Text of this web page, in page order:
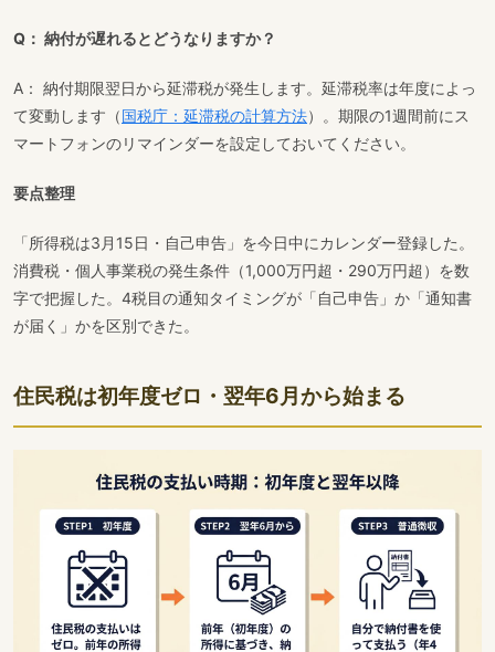
Q： 納付が遅れるとどうなりますか？
A： 納付期限翌日から延滞税が発生します。延滞税率は年度によっ
て変動します（国税庁：延滞税の計算方法）。期限の1週間前にス
マートフォンのリマインダーを設定しておいてください。
要点整理
「所得税は3月15日・自己申告」を今日中にカレンダー登録した。
消費税・個人事業税の発生条件（1,000万円超・290万円超）を数
字で把握した。4税目の通知タイミングが「自己申告」か「通知書
が届く」かを区別できた。
住民税は初年度ゼロ・翌年6月から始まる